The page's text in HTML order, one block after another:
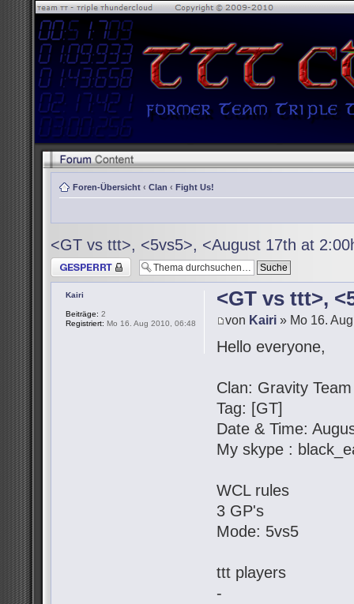
Foren-Übersicht ‹ Clan ‹ Fight Us!
<GT vs ttt>, <5vs5>, <August 17th at
Thema gesperrt
<GT vs ttt>,
von Kairi » Mo 16.
Hello everyone,
Clan: Gravity Team
Tag: [GT]
Date & Time:
My skype :
WCL rules
3 GP's
Mode: 5vs5
ttt players
-
Kairi
Beiträge: 2
Registriert: Mo 16. Aug 2010, 06:48